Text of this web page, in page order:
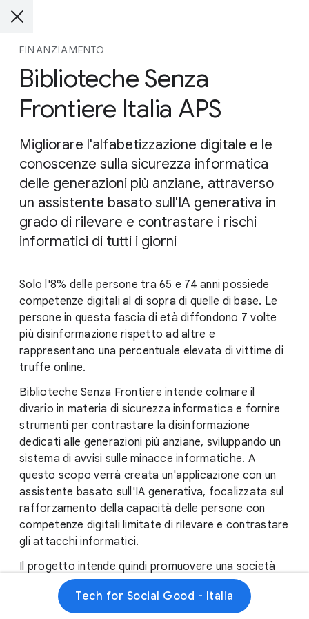
FINANZIAMENTO
Biblioteche Senza
Frontiere Italia APS
Migliorare l'alfabetizzazione digitale e le
conoscenze sulla sicurezza informatica
delle generazioni più anziane, attraverso
un assistente basato sull'IA generativa in
grado di rilevare e contrastare i rischi
informatici di tutti i giorni
Solo l'8% delle persone tra 65 e 74 anni possiede
competenze digitali al di sopra di quelle di base. Le
persone in questa fascia di età diffondono 7 volte
più disinformazione rispetto ad altre e
rappresentano una percentuale elevata di vittime di
truffe online.
Biblioteche Senza Frontiere intende colmare il
divario in materia di sicurezza informatica e fornire
strumenti per contrastare la disinformazione
dedicati alle generazioni più anziane, sviluppando un
sistema di avvisi sulle minacce informatiche. A
questo scopo verrà creata un'applicazione con un
assistente basato sull'IA generativa, focalizzata sul
rafforzamento della capacità delle persone con
competenze digitali limitate di rilevare e contrastare
gli attacchi informatici.
Il progetto intende quindi promuovere una società
digitale più inclusiva, che consenta ai cittadini più
anziani di navigare e accedere ai servizi online con
maggiore sicurezza.
Tech for Social Good - Italia